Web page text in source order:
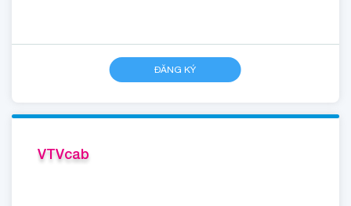
ĐĂNG KÝ
VTVcab